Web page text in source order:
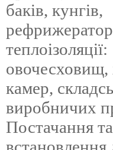
баків, кунгів,
теплоізоляції:
камер,
виробничих
Постачання та